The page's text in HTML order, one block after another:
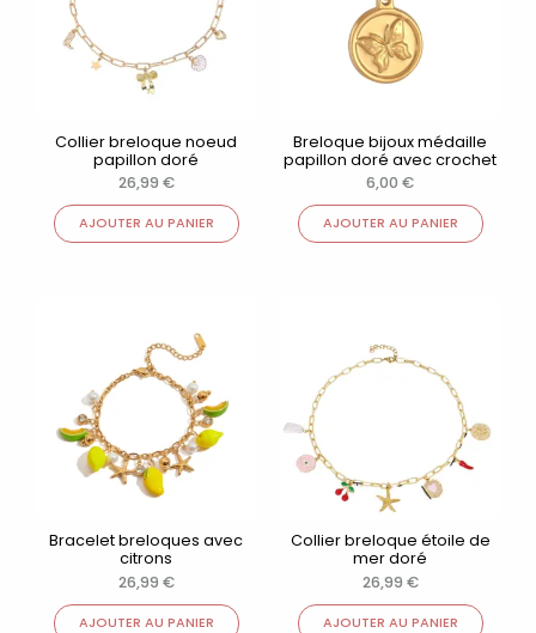
Collier breloque noeud
papillon doré
26,99 €
AJOUTER AU PANIER
Breloque bijoux médaille
papillon doré avec crochet
6,00 €
AJOUTER AU PANIER
Bracelet breloques avec
citrons
26,99 €
AJOUTER AU PANIER
Collier breloque étoile de
mer doré
26,99 €
AJOUTER AU PANIER